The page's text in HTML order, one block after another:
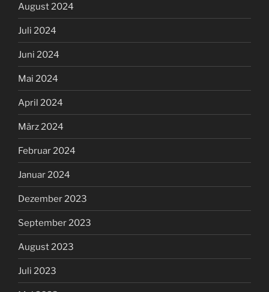
August 2024
Juli 2024
Juni 2024
Mai 2024
April 2024
März 2024
Februar 2024
Januar 2024
Dezember 2023
September 2023
August 2023
Juli 2023